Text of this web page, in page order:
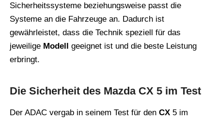
Sicherheitssysteme beziehungsweise passt die
Systeme an die Fahrzeuge an. Dadurch ist
gewährleistet, dass die Technik speziell für das
jeweilige Modell
geeignet ist und die beste Leistung
erbringt.
Die Sicherheit des Mazda CX 5 im Test
Der ADAC vergab in seinem Test für den CX 5 im